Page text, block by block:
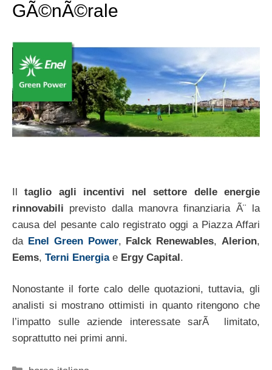
GÃ©nÃ©rale
Iltaglio agli incentivi nel settore delle energie
rinnovabili previsto dalla manovra finanziaria Ã¨ la
causa del pesante calo registrato oggi a Piazza Affari
da Enel Green Power, Falck Renewables, Alerion,
Eems, Terni Energiae Ergy Capital.
Nonostante il forte calo delle quotazioni, tuttavia, gli
analisti si mostrano ottimisti in quanto ritengono che
l’impatto sulle aziende interessate sarÃ limitato,
soprattutto nei primi anni.